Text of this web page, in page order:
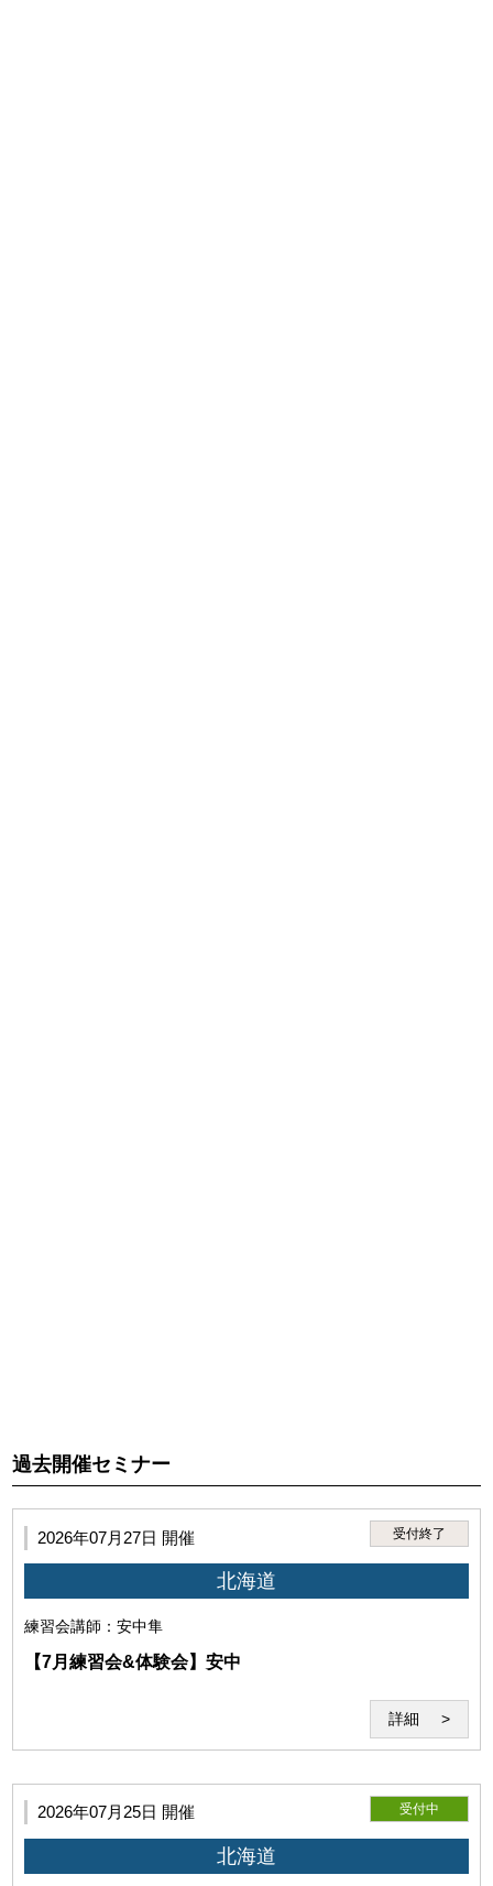
3.利用者は、第1項に違反する行為に起因して、当研究所、講
師または第三者に損害が生じた場合、本サービスの利用停
止、利用資格喪失後であっても、全ての法的責任を負うもの
過去開催セミナー
2026年07月27日 開催 受付終了
北海道
練習会講師：安中隼
【7月練習会&体験会】安中
詳細
2026年07月25日 開催 受付中
北海道